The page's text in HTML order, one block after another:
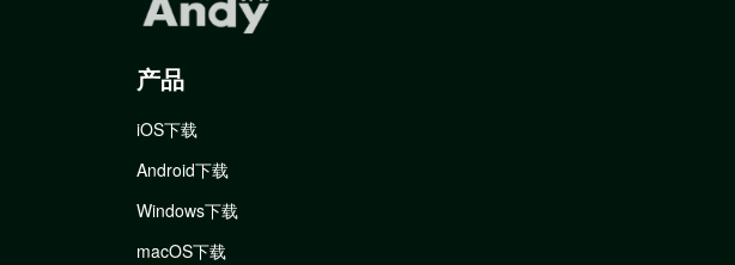
产品
iOS下载
Android下载
Windows下载
macOS下载